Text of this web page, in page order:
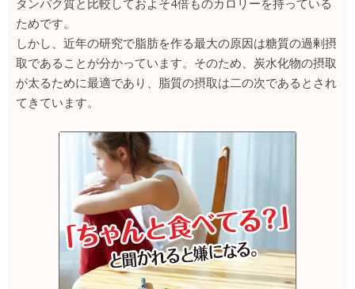
タンパク質と比較しておよそ4倍ものカロリーを持っている
ためです。
しかし、近年の研究で脂肪を作る最大の原因は糖質の過剰摂
取であることが分かっています。そのため、炭水化物の摂取
が太るために最適であり、脂質の摂取は二の次であるとされ
てきています。